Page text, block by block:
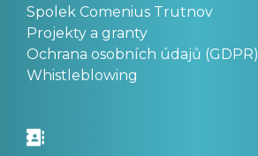
Spolek Comenius Trutnov
Projekty a granty
Ochrana osobních údajů (GDPR)
Whistleblowing